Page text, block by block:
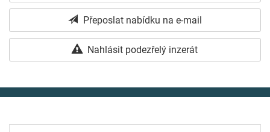
Přeposlat nabídku na e-mail
Nahlásit podezřelý inzerát